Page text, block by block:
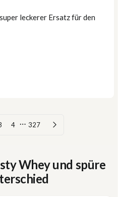
leckerer Ersatz für den
4 … 327
Whey und spüre